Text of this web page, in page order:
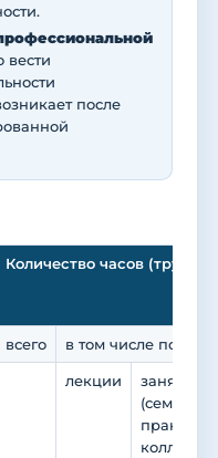
вести
после
Количество часов
всего в том числе по
лекции
занятия